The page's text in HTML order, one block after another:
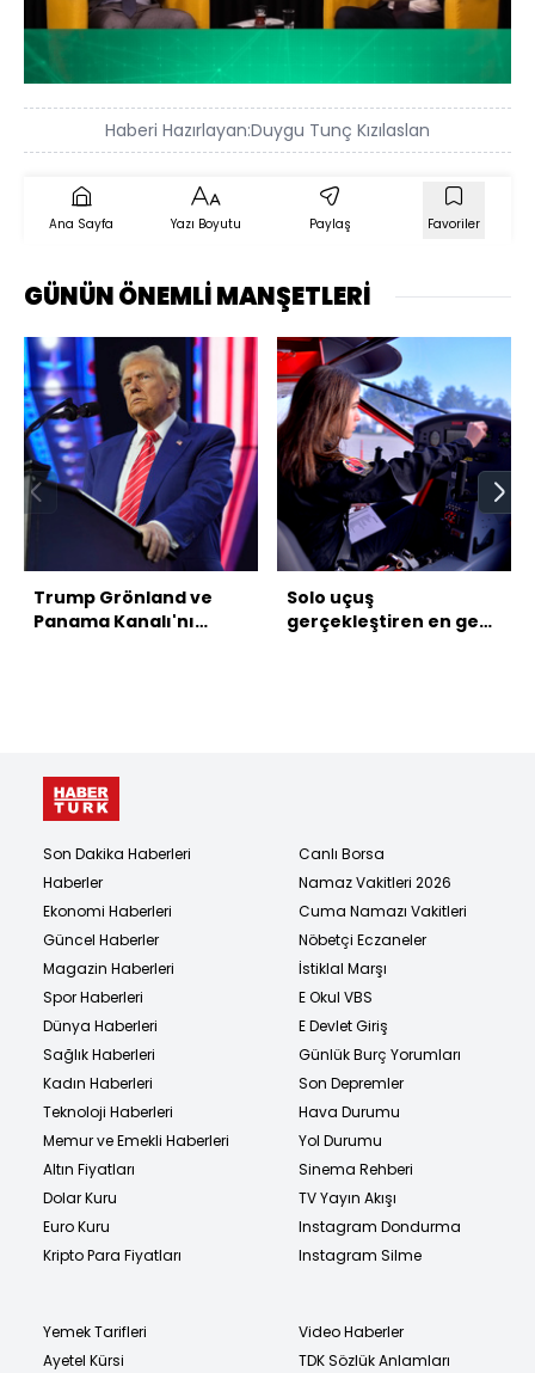
Sesi
Aç
Yüklendi:
3.93%
Hızı
Haberi Hazırlayan:Duygu Tunç Kızılaslan
Ana Sayfa Yazı Boyutu Paylaş Favoriler
GÜNÜN ÖNEMLİ MANŞETLERİ
Trump Grönland ve
Panama Kanalı'nı
Solo uçuş
gerçekleştiren en genç
Son Dakika Haberleri
Haberler
Ekonomi Haberleri
Güncel Haberler
Magazin Haberleri
Spor Haberleri
Dünya Haberleri
Sağlık Haberleri
Kadın Haberleri
Teknoloji Haberleri
Memur ve Emekli Haberleri
Altın Fiyatları
Dolar Kuru
Euro Kuru
Kripto Para Fiyatları
Canlı Borsa
Namaz Vakitleri 2026
Cuma Namazı Vakitleri
Nöbetçi Eczaneler
İstiklal Marşı
E Okul VBS
E Devlet Giriş
Günlük Burç Yorumları
Son Depremler
Hava Durumu
Yol Durumu
Sinema Rehberi
TV Yayın Akışı
Instagram Dondurma
Instagram Silme
Yemek Tarifleri
Ayetel Kürsi
Video Haberler
TDK Sözlük Anlamları